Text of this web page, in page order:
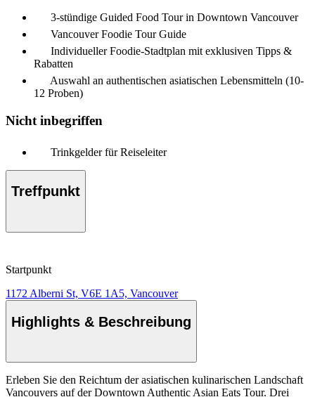
3-stündige Guided Food Tour in Downtown Vancouver
Vancouver Foodie Tour Guide
Individueller Foodie-Stadtplan mit exklusiven Tipps &
Rabatten
Auswahl an authentischen asiatischen Lebensmitteln (10-
12 Proben)
Nicht inbegriffen
Trinkgelder für Reiseleiter
Treffpunkt
Startpunkt
1172 Alberni St, V6E 1A5, Vancouver
Highlights & Beschreibung
Erleben Sie den Reichtum der asiatischen kulinarischen Landschaft
Vancouvers auf der Downtown Authentic Asian Eats Tour. Drei